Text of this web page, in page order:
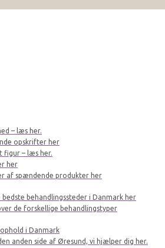
– læs her.
opskrifter her
figur – læs her.
her
af spændende produkter her
bedste behandlingssteder i Danmark her
de forskellige behandlingstyper
ophold i Danmark
anden side af Øresund, vi hjælper dig her.